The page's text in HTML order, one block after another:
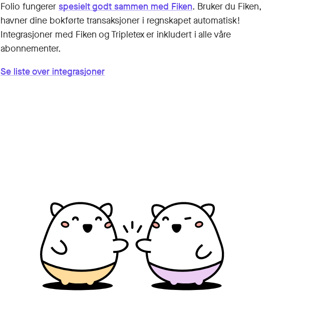
Folio fungerer spesielt godt sammen med Fiken. Bruker du Fiken,
havner dine bokførte trans­aksjoner i regn­skapet automatisk!
Integrasjoner med Fiken og Tripletex er inkludert i alle våre
abonnementer.
Se liste over integrasjoner